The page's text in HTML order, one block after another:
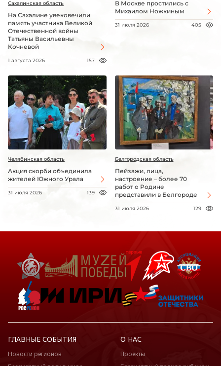
Сахалинская область
На Сахалине увековечили
память участника Великой
Отечественной войны
Татьяны Васильевны
Кочневой
1 августа 2026 157
В Москве простились с
Михаилом Ножкиным
31 июля 2026 405
Челябинская область
Акция скорби объединила
жителей Южного Урала
31 июля 2026 139
Белгородская область
Пейзажи, лица,
настроение – более 70
работ о Родине
представили в Белгороде
31 июля 2026 129
ГЛАВНЫЕ СОБЫТИЯ
Новости регионов
О НАС
Проекты